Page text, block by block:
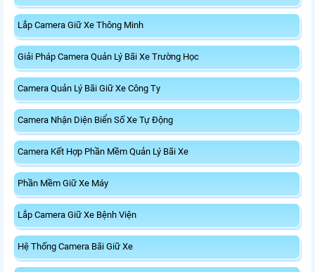
Lắp Camera Giữ Xe Thông Minh
Giải Pháp Camera Quản Lý Bãi Xe Trường Học
Camera Quản Lý Bãi Giữ Xe Công Ty
Camera Nhận Diện Biển Số Xe Tự Động
Camera Kết Hợp Phần Mềm Quản Lý Bãi Xe
Phần Mềm Giữ Xe Máy
Lắp Camera Giữ Xe Bệnh Viện
Hệ Thống Camera Bãi Giữ Xe